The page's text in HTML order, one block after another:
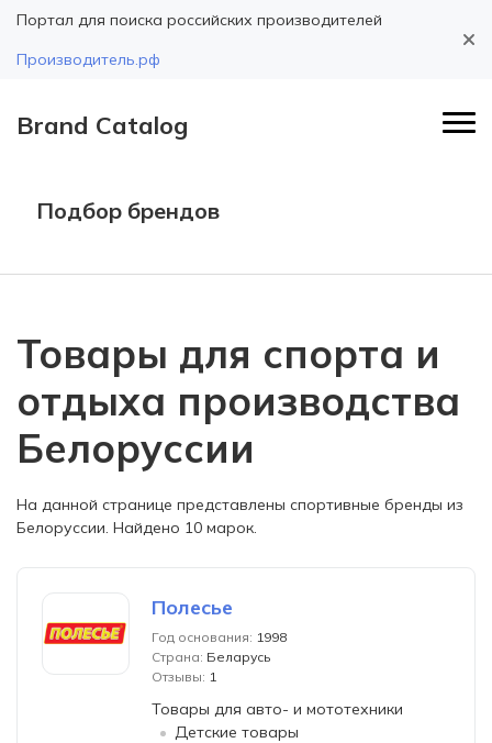
Портал для поиска российских производителей
Производитель.рф
Brand Catalog
Подбор брендов
Товары для спорта и
отдыха производства
Белоруссии
На данной странице представлены спортивные бренды из
Белоруссии. Найдено 10 марок.
Полесье
Год основания: 1998
Страна: Беларусь
Отзывы: 1
Товары для авто- и мототехники
Детские товары